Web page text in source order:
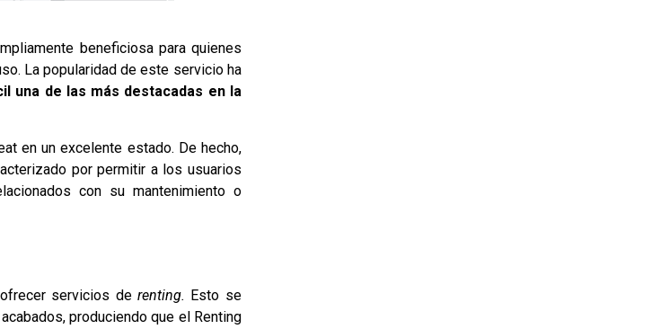
beneficiosa para quienes
La popularidad de este servicio ha
una de las más destacadas en la
en un excelente estado. De hecho,
por permitir a los usuarios
con su mantenimiento o
ofrecer servicios derenting. Esto se
produciendo que el Renting